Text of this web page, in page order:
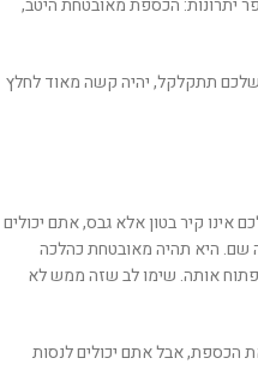
יתרונות: הכספת מאובטחת היטב,
תתקלקל, יהיה קשה מאוד לחלץ
קיר בטון אלא גבס, אתם יכולים
שם. היא תהיה מאובטחת כהלכה
אותה. שימו לב שזה ממש לא
הכספת, אבל אתם יכולים לנסות